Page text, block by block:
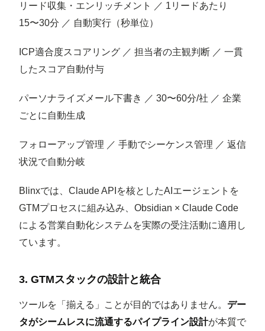
リード収集・エンリッチメント ／ 1リードあたり
15〜30分 ／ 自動実行（秒単位）
ICP適合度スコアリング ／ 担当者の主観判断 ／ 一貫
したスコア自動付与
パーソナライズメール下書き ／ 30〜60分/社 ／ 企業
ごとに自動生成
フォローアップ管理 ／ 手動でシーケンス管理 ／ 返信
状況で自動分岐
Blinxでは、Claude APIを核としたAIエージェントを
GTMプロセスに組み込み、Obsidian × Claude Code
による営業自動化システムを実際の受注活動に適用し
ています。
3. GTMスタックの設計と統合
ツールを「揃える」ことが目的ではありません。 デー
タがシームレスに流通するパイプライン設計が本質で